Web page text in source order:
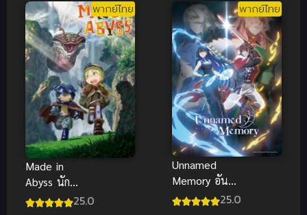
พากย์ไทย
Made in
Abyss นัก
บุกเบิกหลุม25.0
พากย์ไทย
Unnamed
Memory อัน
เนมด์ เมโมรี25.0